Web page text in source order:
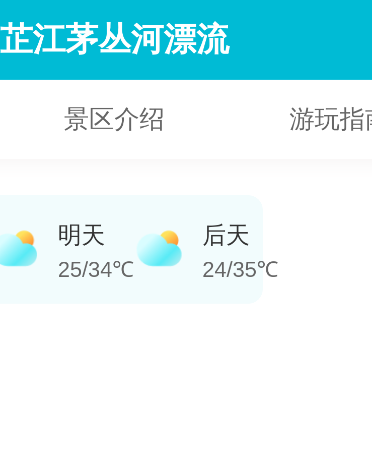
芷江茅丛河漂流
景区介绍 游玩指
明天
25/34℃
后天
24/35℃